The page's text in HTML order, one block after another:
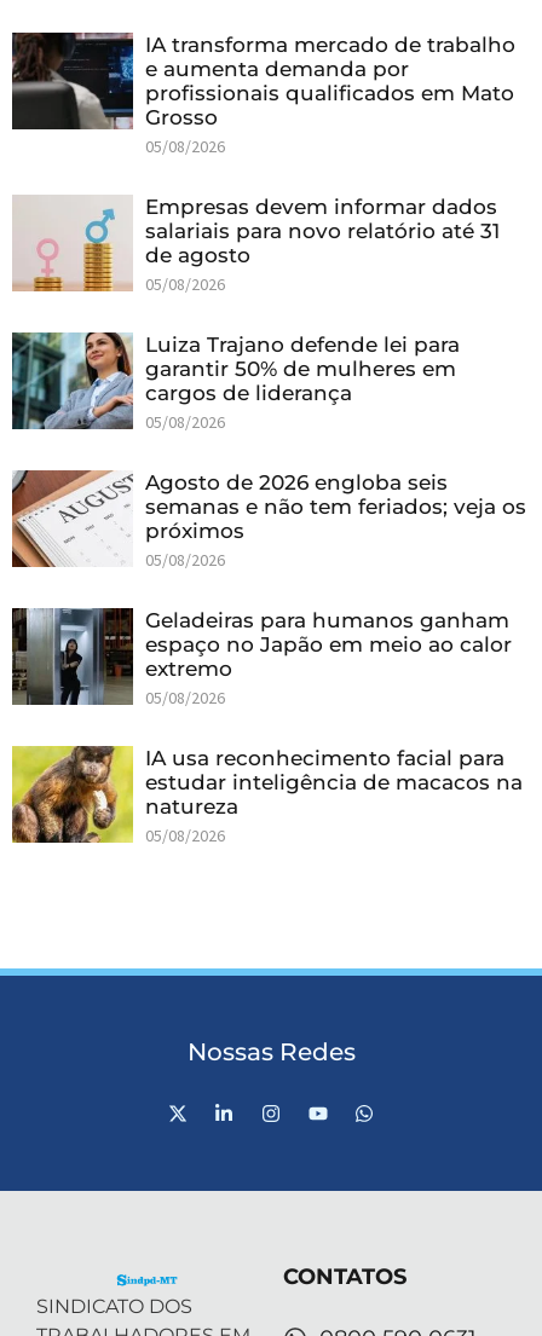
IA transforma mercado de trabalho
e aumenta demanda por
profissionais qualificados em Mato
Grosso
05/08/2026
Empresas devem informar dados
salariais para novo relatório até 31
de agosto
05/08/2026
Luiza Trajano defende lei para
garantir 50% de mulheres em
cargos de liderança
05/08/2026
Agosto de 2026 engloba seis
semanas e não tem feriados; veja os
próximos
05/08/2026
Geladeiras para humanos ganham
espaço no Japão em meio ao calor
extremo
05/08/2026
IA usa reconhecimento facial para
estudar inteligência de macacos na
natureza
05/08/2026
Nossas Redes
X
-
L
i
I
n
Y
o
W
h
SINDICATO DOS
CONTATOS